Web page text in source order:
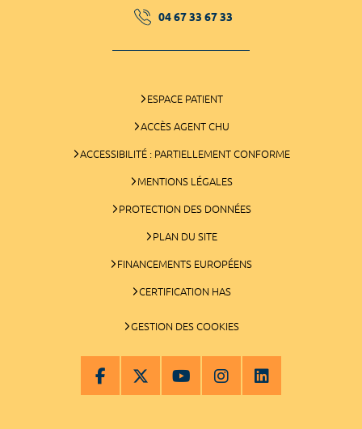
04 67 33 67 33
ESPACE PATIENT
ACCÈS AGENT CHU
ACCESSIBILITÉ : PARTIELLEMENT CONFORME
MENTIONS LÉGALES
PROTECTION DES DONNÉES
PLAN DU SITE
FINANCEMENTS EUROPÉENS
CERTIFICATION HAS
GESTION DES COOKIES